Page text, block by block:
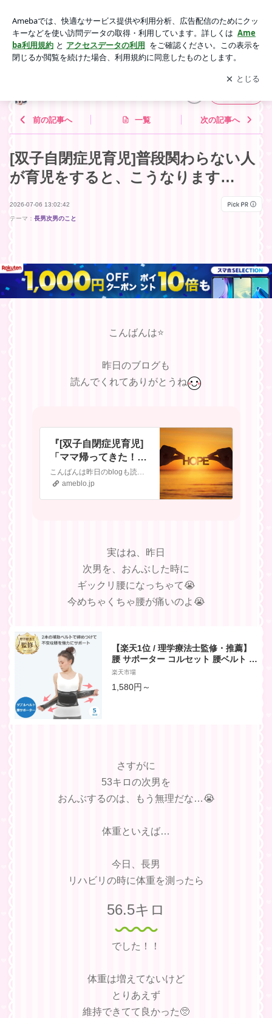
ります… | レアな人生を歩む☆みのりの日常
アプリをダウンロードして ブログの更新通知
を受け取りまし
ょう。
開く
前の記事へ 一覧 次の記事へ
[双子自閉症児育児]普段関わらない人
が育児をすると、こうなります…
2026-07-06 13:02:42
テーマ： 長男次男のこと
こんばんは⭐️
昨日のブログも
読んでくれてありがとうね
『[双子自閉症児育児]
「ママ帰ってきた！！
」次男の行動に胸が締
め付けられました！！
』
ameblo.jp
実はね、昨日
次男を、おんぶした時に
ギックリ腰になっちゃて😭
今めちゃくちゃ腰が痛いのよ😭
【楽天1位 / 理学療法士監修・推薦】
腰 サポーター コルセット 腰ベルト ぎ
っくり腰 腰用 コルセット プレート 大
きい サイズ 幅広 作業用 腰 サポータ
ー 反り 腰 矯正 改善 コルセット 男性
楽天市場
1,580円～
さすがに
53キロの次男を
おんぶするのは、もう無理だな…😭
体重といえば…
今日、長男
リハビリの時に体重を測ったら
56.5キロ
でした！！
体重は増えてないけど
とりあえず
維持できてて良かった🥺